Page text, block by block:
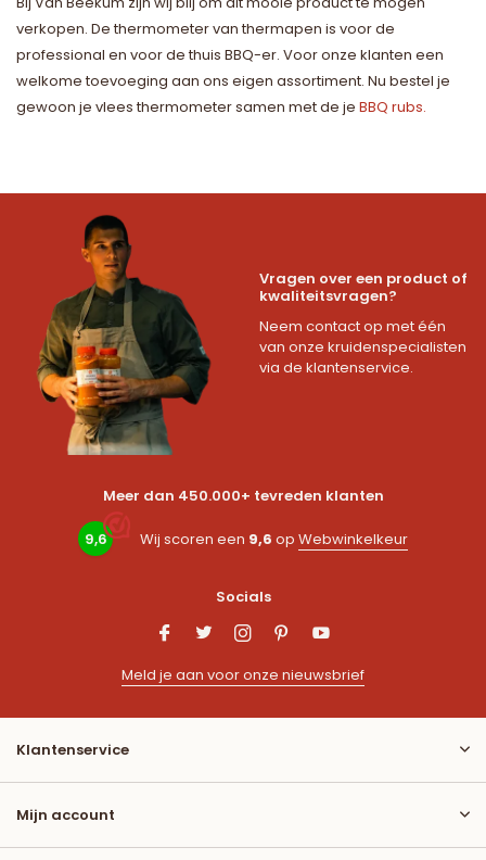
verkopen. De thermometer van thermapen is voor de
professional en voor de thuis BBQ-er. Voor onze klanten een
welkome toevoeging aan ons eigen assortiment. Nu bestel je
gewoon je vlees thermometer samen met de je BBQ rubs.
Vragen over een product of
kwaliteitsvragen?
Neem contact op met één
van onze kruidenspecialisten
via de klantenservice.
Meer dan 450.000+ tevreden klanten
9,6 Wij scoren een 9,6 op Webwinkelkeur
Socials
Meld je aan voor onze nieuwsbrief
Klantenservice
Mijn account